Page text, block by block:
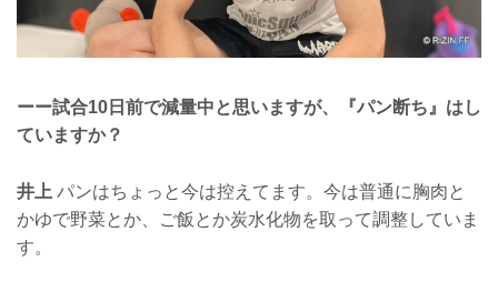
ーー試合10日前で減量中と思いますが、『パン断ち』はし
ていますか？
井上 パンはちょっと今は控えてます。今は普通に胸肉と
かゆで野菜とか、ご飯とか炭水化物を取って調整していま
す。